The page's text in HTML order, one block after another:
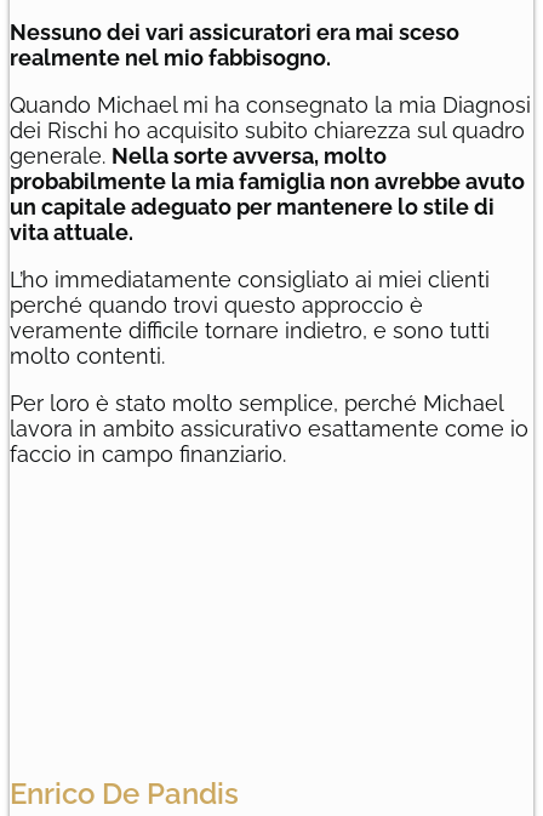
Nessuno dei vari assicuratori era mai sceso
realmente nel mio fabbisogno.
Quando Michael mi ha consegnato la mia Diagnosi
dei Rischi ho acquisito subito chiarezza sul quadro
generale. Nella sorte avversa, molto
probabilmente la mia famiglia non avrebbe avuto
un capitale adeguato per mantenere lo stile di
vita attuale.
L’ho immediatamente consigliato ai miei clienti
perché quando trovi questo approccio è
veramente difficile tornare indietro, e sono tutti
molto contenti.
Per loro è stato molto semplice, perché Michael
lavora in ambito assicurativo esattamente come io
faccio in campo finanziario.
Enrico De Pandis